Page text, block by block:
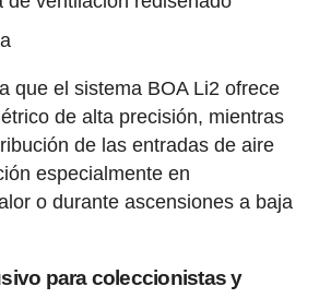
que el sistema BOA Li2 ofrece
de alta precisión, mientras
de las entradas de aire
especialmente en
o durante ascensiones a baja
para coleccionistas y